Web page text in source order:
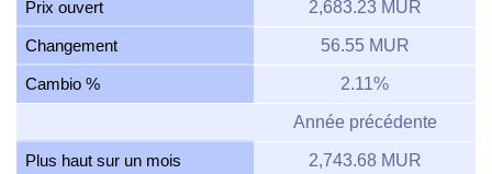
Prix ouvert 2,683.23 MUR
Changement 56.55 MUR
Cambio % 2.11%
Année précédente
Plus haut sur un mois 2,743.68 MUR